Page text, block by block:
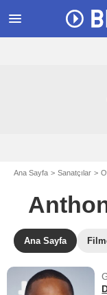
menu
Ana Sayfa Sanatçılar
Ana Sayfa